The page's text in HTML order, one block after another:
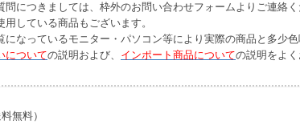
につきましては、枠外のお問い合わせフォームよりご連絡く
している商品もございます。
になっているモニター・パソコン等により実際の商品と多少色
についての説明および、 インポート商品についての説明をよく
無料）